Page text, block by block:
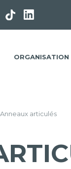
ORGANISATION
Anneaux articulés